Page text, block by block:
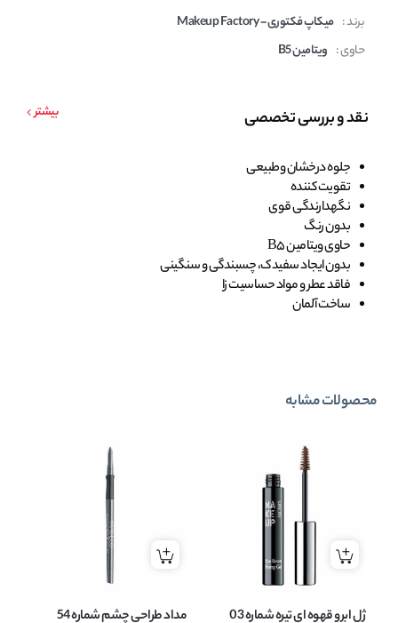
برند : میکاپ فکتوری - Makeup Factory
حاوی : ویتامین B5
نقد و بررسی تخصصی بیشتر
جلوه درخشان وطبیعی
تقویت کننده
نگهدارندگی قوی
بدون رنگ
حاوی ویتامین B5
بدون ایجاد سفیدک، چسبندگی و سنگینی
فاقد عطر و مواد حساسیت زا
ساخت آلمان
محصولات مشابه
ژل ابرو قهوه ای تیره شماره 03
مداد طراحی چشم شماره 54